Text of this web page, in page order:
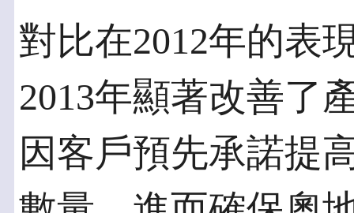
對比在2012年的表
2013年顯著改善了
因客戶預先承諾提